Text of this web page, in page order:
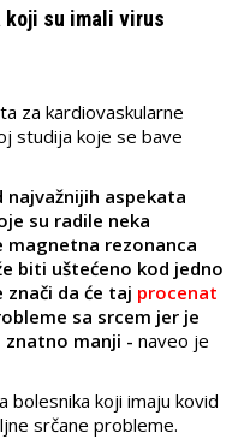
koji su imali virus
za kardiovaskularne
studija koje se bave
najvažnijih aspekata
su radile neka
magnetna rezonanca
biti uštećeno kod jedno
da će taj procenat
sa srcem jer je
manji - naveo je
bolesnika koji imaju kovid
srčane probleme.